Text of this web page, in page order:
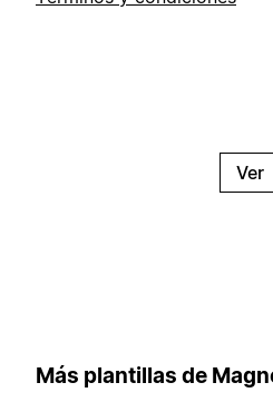
Ver
Más plantillas de